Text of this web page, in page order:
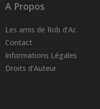
A Propos
Les amis de Rob d’Ac
Contact
Informations Légales
Droits d’Auteur